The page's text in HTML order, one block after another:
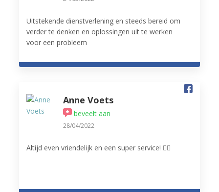
Uitstekende dienstverlening en steeds bereid om
verder te denken en oplossingen uit te werken
voor een probleem
Anne Voets
beveelt aan
28/04/2022
Altijd even vriendelijk en een super service! 👌🏻